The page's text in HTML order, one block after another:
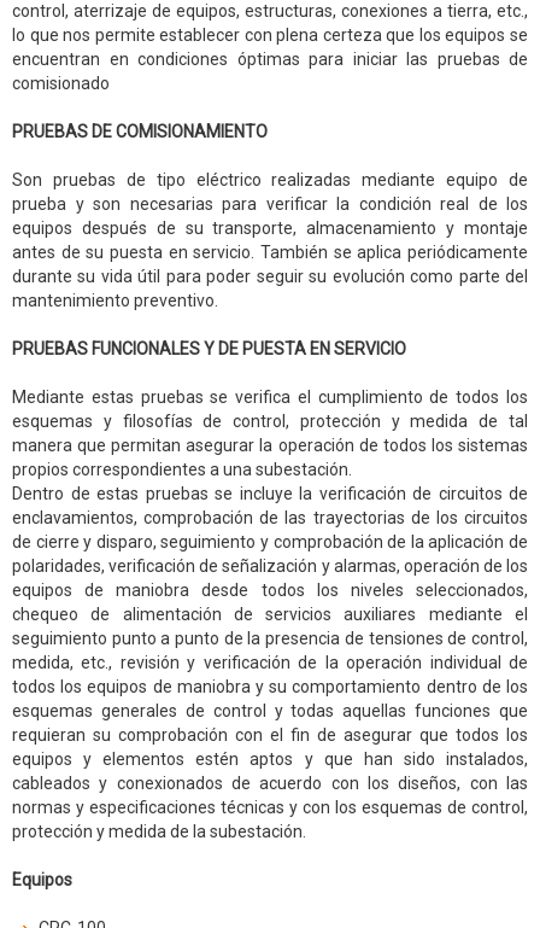
control, aterrizaje de equipos, estructuras, conexiones a tierra, etc.,
lo que nos permite establecer con plena certeza que los equipos se
encuentran en condiciones óptimas para iniciar las pruebas de
comisionado
PRUEBAS DE COMISIONAMIENTO
Son pruebas de tipo eléctrico realizadas mediante equipo de
prueba y son necesarias para verificar la condición real de los
equipos después de su transporte, almacenamiento y montaje
antes de su puesta en servicio. También se aplica periódicamente
durante su vida útil para poder seguir su evolución como parte del
mantenimiento preventivo.
PRUEBAS FUNCIONALES Y DE PUESTA EN SERVICIO
Mediante estas pruebas se verifica el cumplimiento de todos los
esquemas y filosofías de control, protección y medida de tal
manera que permitan asegurar la operación de todos los sistemas
propios correspondientes a una subestación.
Dentro de estas pruebas se incluye la verificación de circuitos de
enclavamientos, comprobación de las trayectorias de los circuitos
de cierre y disparo, seguimiento y comprobación de la aplicación de
polaridades, verificación de señalización y alarmas, operación de los
equipos de maniobra desde todos los niveles seleccionados,
chequeo de alimentación de servicios auxiliares mediante el
seguimiento punto a punto de la presencia de tensiones de control,
medida, etc., revisión y verificación de la operación individual de
todos los equipos de maniobra y su comportamiento dentro de los
esquemas generales de control y todas aquellas funciones que
requieran su comprobación con el fin de asegurar que todos los
equipos y elementos estén aptos y que han sido instalados,
cableados y conexionados de acuerdo con los diseños, con las
normas y especificaciones técnicas y con los esquemas de control,
protección y medida de la subestación.
Equipos